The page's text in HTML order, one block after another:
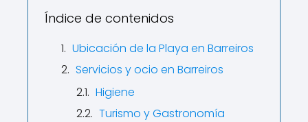
Índice de contenidos
Ubicación de la Playa en Barreiros
Servicios y ocio en Barreiros
Higiene
Turismo y Gastronomía